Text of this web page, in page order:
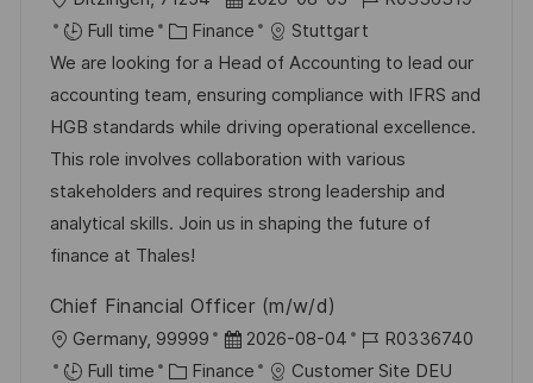
o
c
a
t
i
o
n
o
s
t
e
d
D
a
o
b
I
d
Full time
C
a
t
e
g
o
r
y
Finance
Stuttgart
We are looking for a Head of Accounting to lead our
accounting team, ensuring compliance with IFRS and
HGB standards while driving operational excellence.
This role involves collaboration with various
stakeholders and requires strong leadership and
analytical skills. Join us in shaping the future of
finance at Thales!
Chief Financial Officer (m/w/d)
L
o
Germany, 99999
P
o
2026-08-04
J
o
R0336740
Full time
C Finance
Customer Site DEU